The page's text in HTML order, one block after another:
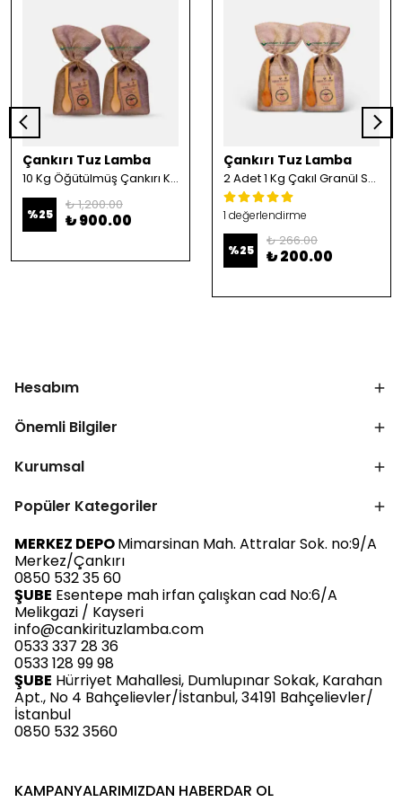
Çankırı Tuz Lamba
10 Kg Öğütülmüş Çankırı Kristal Kaya Tuzu
%25
₺ 1,200.00
₺ 900.00
Çankırı Tuz Lamba
2 Adet 1 Kg Çakıl Granül Sofrada Öğütme Tuzu
1 değerlendirme
%25
₺ 266.00
₺ 200.00
Hesabım
Önemli Bilgiler
Kurumsal
Popüler Kategoriler
MERKEZ DEPOMimarsinan Mah. Attralar Sok. no:9/A
Merkez/Çankırı
0850 532 35 60
ŞUBE Esentepe mah irfan çalışkan cad No:6/A
Melikgazi / Kayseri
info@cankirituzlamba.com
0533 337 28 36
0533 128 99 98
ŞUBE Hürriyet Mahallesi, Dumlupınar Sokak, Karahan
Apt., No 4 Bahçelievler/İstanbul, 34191 Bahçelievler/
İstanbul
0850 532 3560
KAMPANYALARIMIZDAN HABERDAR OL